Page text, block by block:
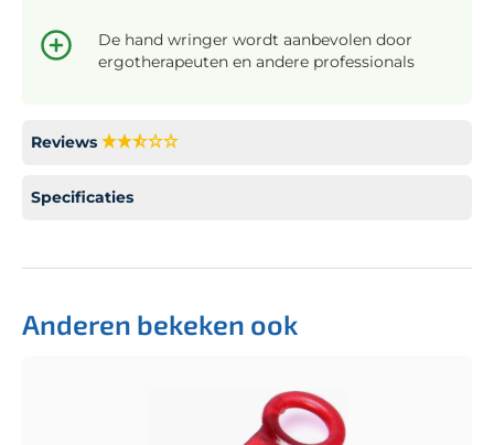
De hand wringer wordt aanbevolen door
ergotherapeuten en andere professionals
Reviews
Specificaties
Anderen bekeken ook